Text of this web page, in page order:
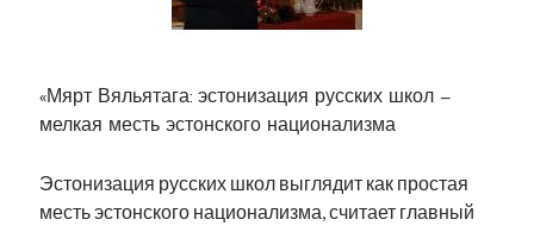
«Мярт Вяльятага: эстонизация русских школ –
мелкая месть эстонского национализма
Эстонизация русских школ выглядит как простая
месть эстонского национализма, считает главный